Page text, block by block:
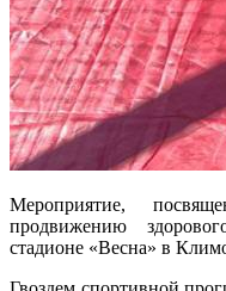
Мероприятие,
продвижению
стадионе «Весна» в